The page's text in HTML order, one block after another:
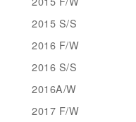
2015 S/S
2016 F/W
2016 S/S
2016A/W
2017 F/W